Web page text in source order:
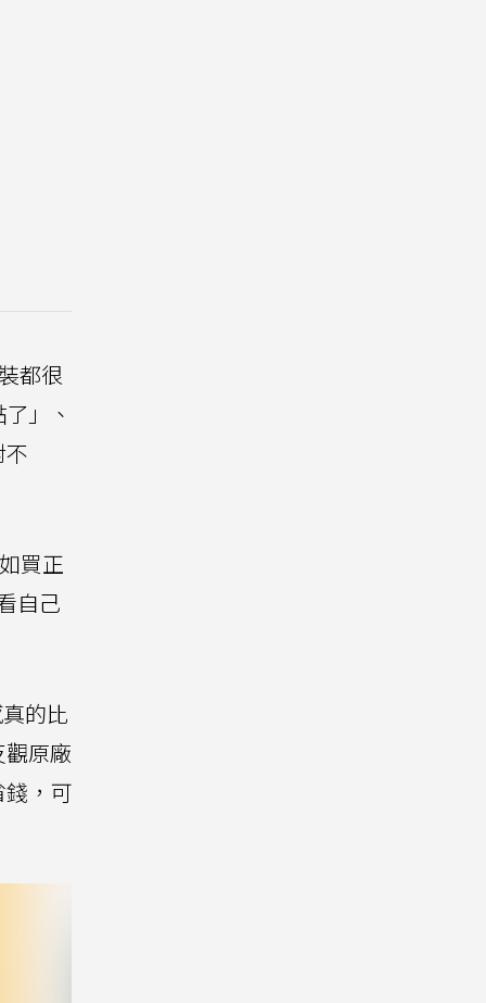
都很
」、
買正
自己
的比
原廠
，可